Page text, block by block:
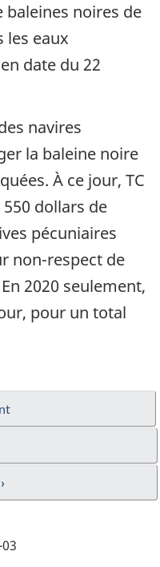
baleines noires de
les eaux
date du 22
navires
la baleine noire
À ce jour, TC
dollars de
pécuniaires
non-respect de
2020 seulement,
pour un total
›